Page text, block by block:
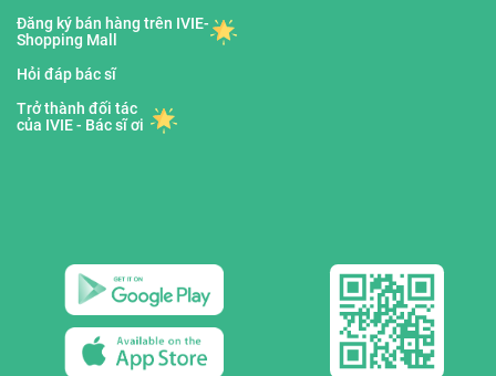
Đăng ký bán hàng trên IVIE-
Shopping Mall
Hỏi đáp bác sĩ
Trở thành đối tác
của IVIE - Bác sĩ ơi